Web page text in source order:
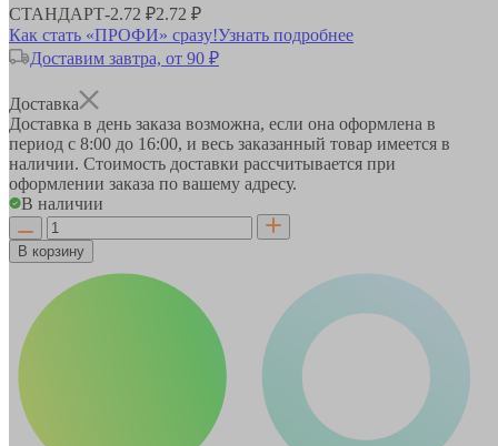
СТАНДАРТ-2.72 ₽2.72 ₽
Как стать «ПРОФИ» сразу!Узнать подробнее
Доставим завтра, от 90 ₽
Доставка
Доставка в день заказа возможна, если она оформлена в
период с 8:00 до 16:00, и весь заказанный товар имеется в
наличии. Стоимость доставки рассчитывается при
оформлении заказа по вашему адресу.
В наличии
В корзину